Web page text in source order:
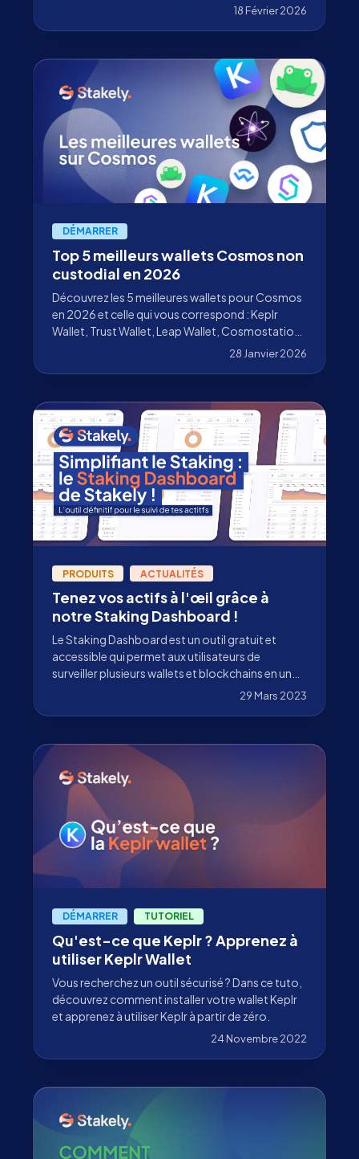
18 Février 2026
DÉMARRER
Top 5 meilleurs wallets Cosmos non
custodial en 2026
Découvrez les 5 meilleures wallets pour Cosmos
en 2026 et celle qui vous correspond : Keplr
Wallet, Trust Wallet, Leap Wallet, Cosmostation
28 Janvier 2026
PRODUITS ACTUALITÉS
Tenez vos actifs à l'œil grâce à
notre Staking Dashboard !
Le Staking Dashboard est un outil gratuit et
accessible qui permet aux utilisateurs de
surveiller plusieurs wallets et blockchains en un
29 Mars 2023
DÉMARRER TUTORIEL
Qu'est-ce que Keplr ? Apprenez à
utiliser Keplr Wallet
Vous recherchez un outil sécurisé ? Dans ce tuto,
découvrez comment installer votre wallet Keplr
et apprenez à utiliser Keplr à partir de zéro.
24 Novembre 2022